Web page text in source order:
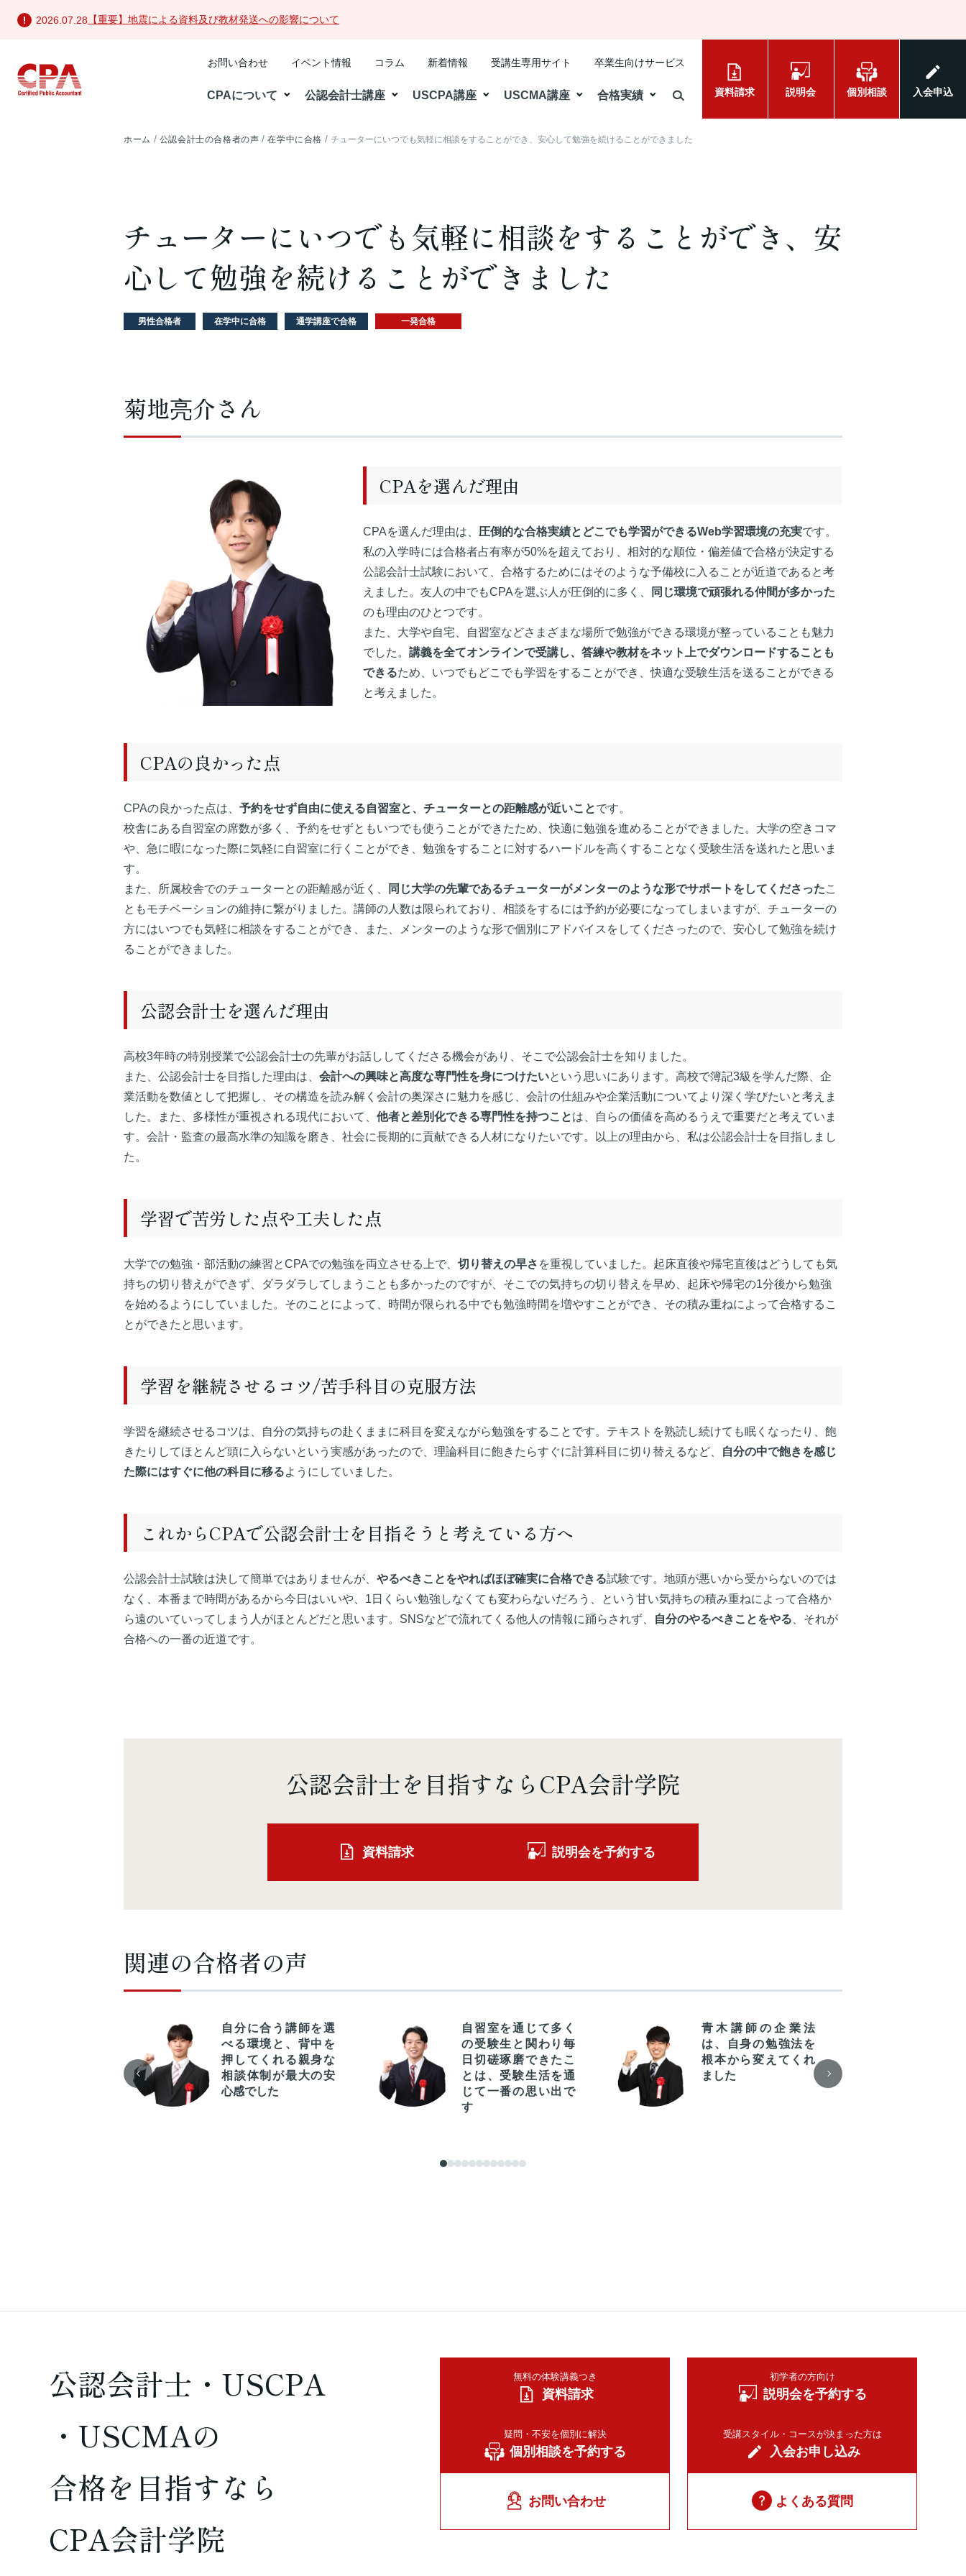
2026.07.28 【重要】地震による資料及び教材発送への影響について
CPAについて 公認会計士講座 USCPA講座 USCMA講座 合格実績
お問い合わせ イベント情報 コラム 新着情報 受講生専用サイト 卒業生向けサービス
資料請求 説明会 個別相談 入会申込
ホーム 公認会計士の合格者の声 在学中に合格 チューターにいつでも気軽に相談をすることができ、安心して勉強を続けることができました
チューターにいつでも気軽に相談をすることができ、安
心して勉強を続けることができました
男性合格者 在学中に合格 通学講座で合格 一発合格
菊地亮介さん
CPAを選んだ理由
CPAを選んだ理由は、 圧倒的な合格実績とどこでも学習ができるWeb学習環境の充実です。
私の入学時には合格者占有率が50%を超えており、相対的な順位・偏差値で合格が決定する
公認会計士試験において、合格するためにはそのような予備校に入ることが近道であると考
えました。友人の中でもCPAを選ぶ人が圧倒的に多く、
同じ環境で頑張れる仲間が多かった
のも理由のひとつです。
また、大学や自宅、自習室などさまざまな場所で勉強ができる環境が整っていることも魅力
でした。 講義を全てオンラインで受講し、答練や教材をネット上でダウンロードすることも
できるため、いつでもどこでも学習をすることができ、快適な受験生活を送ることができる
と考えました。
CPAの良かった点
CPAの良かった点は、 予約をせず自由に使える自習室と、チューターとの距離感が近いことです。
校舎にある自習室の席数が多く、予約をせずともいつでも使うことができたため、快適に勉強を進めることができました。大学の空きコマ
や、急に暇になった際に気軽に自習室に行くことができ、勉強をすることに対するハードルを高くすることなく受験生活を送れたと思いま
す。
また、所属校舎でのチューターとの距離感が近く、
同じ大学の先輩であるチューターがメンターのような形でサポートをしてくださったこ
ともモチベーションの維持に繋がりました。講師の人数は限られており、相談をするには予約が必要になってしまいますが、チューターの
方にはいつでも気軽に相談をすることができ、また、メンターのような形で個別にアドバイスをしてくださったので、安心して勉強を続け
ることができました。
公認会計士を選んだ理由
高校3年時の特別授業で公認会計士の先輩がお話ししてくださる機会があり、そこで公認会計士を知りました。
また、公認会計士を目指した理由は、 会計への興味と高度な専門性を身につけたいという思いにあります。高校で簿記3級を学んだ際、企
業活動を数値として把握し、その構造を読み解く会計の奥深さに魅力を感じ、会計の仕組みや企業活動についてより深く学びたいと考えま
した。また、多様性が重視される現代において、 他者と差別化できる専門性を持つことは、自らの価値を高めるうえで重要だと考えていま
す。会計・監査の最高水準の知識を磨き、社会に長期的に貢献できる人材になりたいです。以上の理由から、私は公認会計士を目指しまし
た。
学習で苦労した点や工夫した点
大学での勉強・部活動の練習とCPAでの勉強を両立させる上で、 切り替えの早さ を重視していました。起床直後や帰宅直後はどうしても気
持ちの切り替えができず、ダラダラしてしまうことも多かったのですが、そこでの気持ちの切り替えを早め、起床や帰宅の1分後から勉強
を始めるようにしていました。そのことによって、時間が限られる中でも勉強時間を増やすことができ、その積み重ねによって合格するこ
とができたと思います。
学習を継続させるコツ/苦手科目の克服方法
学習を継続させるコツは、自分の気持ちの赴くままに科目を変えながら勉強をすることです。テキストを熟読し続けても眠くなったり、飽
きたりしてほとんど頭に入らないという実感があったので、理論科目に飽きたらすぐに計算科目に切り替えるなど、
自分の中で飽きを感じ
た際にはすぐに他の科目に移るようにしていました。
これからCPAで公認会計士を目指そうと考えている方へ
公認会計士試験は決して簡単ではありませんが、 やるべきことをやればほぼ確実に合格できる試験です。地頭が悪いから受からないのでは
なく、本番まで時間があるから今日はいいや、1日くらい勉強しなくても変わらないだろう、という甘い気持ちの積み重ねによって合格か
ら遠のいていってしまう人がほとんどだと思います。SNSなどで流れてくる他人の情報に踊らされず、
自分のやるべきことをやる 、それが
合格への一番の近道です。
公認会計士を 目指すならCPA会計学院
資料請求 説明会を予約する
関連の合格者の声
自分に合う講師を選
べる環境と、背中を
押してくれる親身な
相談体制が最大の安
心感でした
自習室を通じて多く
の受験生と関わり毎
日切磋琢磨できたこ
とは、受験生活を通
じて一番の思い出で
す
青木講師の企業法
は、自身の勉強法を
根本から変えてくれ
ました
公認会計士・USCPA
・USCMAの
合格を 目指すなら
CPA会計学院
無料の体験講義つき
資料請求
初学者の方向け
説明会を予約する
疑問・不安を個別に解決
個別相談を予約する
受講スタイル・コースが決まった方は
入会お申し込み
お問い合わせ よくある質問